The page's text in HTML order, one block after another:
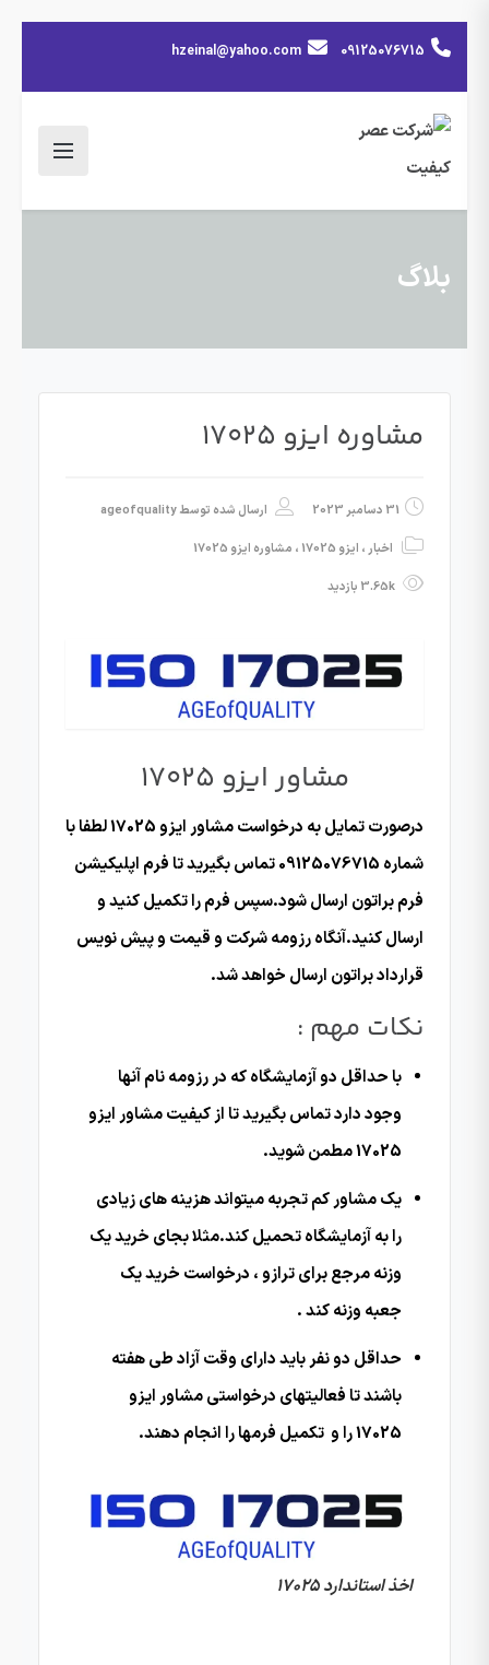
09125076715
hzeinal@yahoo.com
بلاگ
مشاوره ایزو 17025
31 دسامبر 2023 ارسال شده توسطageofquality
اخبار، ایزو 17025 ، مشاوره ایزو 17025
مشاور ایزو 17025
درصورت تمایل به درخواست مشاور ایزو 17025 لطفا با
شماره 09125076715 تماس بگیرید تا فرم اپلیکیشن
فرم براتون ارسال شود.سپس فرم را تکمیل کنید و
ارسال کنید.آنگاه رزومه شرکت و قیمت و پیش نویس
قرارداد براتون ارسال خواهد شد.
نکات مهم :
با حداقل دو آزمایشگاه که در رزومه نام آنها
وجود دارد تماس بگیرید تا از کیفیت مشاور ایزو
17025 مطمن شوید.
یک مشاور کم تجربه میتواند هزینه های زیادی
را به آزمایشگاه تحمیل کند.مثلا بجای خرید یک
وزنه مرجع برای ترازو ، درخواست خرید یک
جعبه وزنه کند .
حداقل دو نفر باید دارای وقت آزاد طی هفته
باشند تا فعالیتهای درخواستی مشاور ایزو
17025 را و تکمیل فرمها را انجام دهند.
اخذ استاندارد 17025